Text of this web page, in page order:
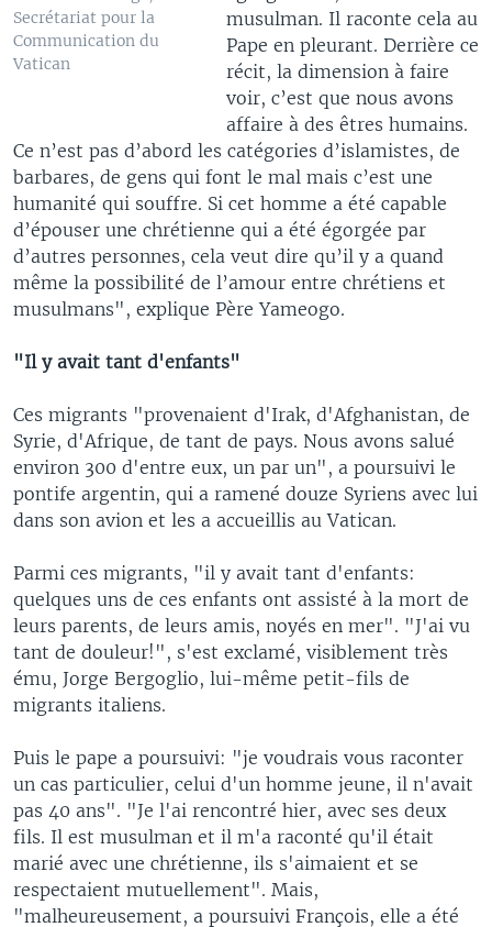
Secrétariat pour la
Communication du
Vatican
musulman. Il raconte cela au
Pape en pleurant. Derrière ce
récit, la dimension à faire
voir, c’est que nous avons
affaire à des êtres humains.
Ce n’est pas d’abord les catégories d’islamistes, de
barbares, de gens qui font le mal mais c’est une
humanité qui souffre. Si cet homme a été capable
d’épouser une chrétienne qui a été égorgée par
d’autres personnes, cela veut dire qu’il y a quand
même la possibilité de l’amour entre chrétiens et
musulmans", explique Père Yameogo.
"Il y avait tant d'enfants"
Ces migrants "provenaient d'Irak, d'Afghanistan, de
Syrie, d'Afrique, de tant de pays. Nous avons salué
environ 300 d'entre eux, un par un", a poursuivi le
pontife argentin, qui a ramené douze Syriens avec lui
dans son avion et les a accueillis au Vatican.
Parmi ces migrants, "il y avait tant d'enfants:
quelques uns de ces enfants ont assisté à la mort de
leurs parents, de leurs amis, noyés en mer". "J'ai vu
tant de douleur!", s'est exclamé, visiblement très
ému, Jorge Bergoglio, lui-même petit-fils de
migrants italiens.
Puis le pape a poursuivi: "je voudrais vous raconter
un cas particulier, celui d'un homme jeune, il n'avait
pas 40 ans". "Je l'ai rencontré hier, avec ses deux
fils. Il est musulman et il m'a raconté qu'il était
marié avec une chrétienne, ils s'aimaient et se
respectaient mutuellement". Mais,
"malheureusement, a poursuivi François, elle a été